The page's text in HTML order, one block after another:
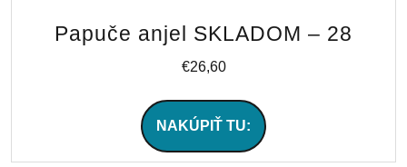
Papuče anjel SKLADOM – 28
€26,60
NAKÚPIŤ TU: